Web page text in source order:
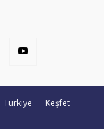
Türkiye
Keşfet